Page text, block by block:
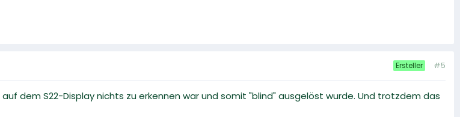
Ersteller #5
dem S22-Display nichts zu erkennen war und somit "blind" ausgelöst wurde. Und trotzdem das